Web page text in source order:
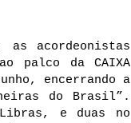
acordeonistas
palco da CAIXA
encerrando a
do Brasil”.
e duas no